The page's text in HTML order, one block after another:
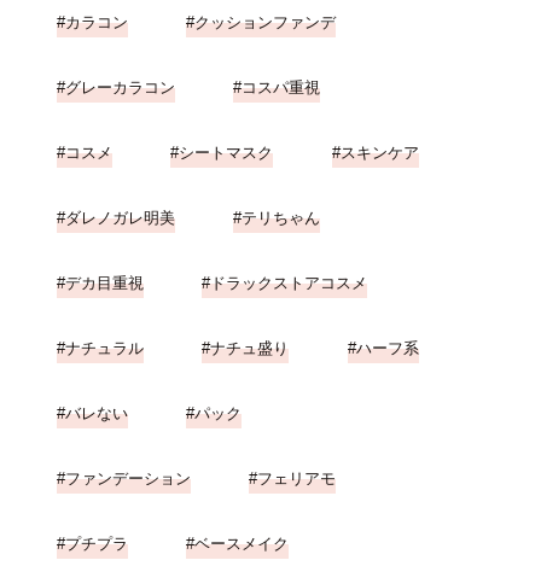
カラコン クッションファンデ
グレーカラコン コスパ重視
コスメ シートマスク スキンケア
ダレノガレ明美 テリちゃん
デカ目重視 ドラックストアコスメ
ナチュラル ナチュ盛り ハーフ系
バレない パック
ファンデーション フェリアモ
プチプラ ベースメイク